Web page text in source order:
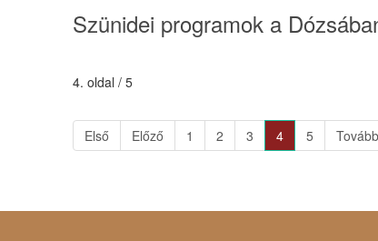
Szünidei programok a
4. oldal / 5
Első Előző 1 2 3 4 5 Tovább